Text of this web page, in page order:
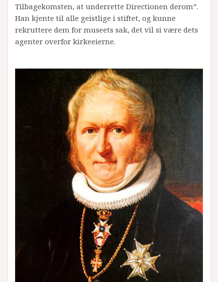
Tilbagekomsten, at underrette Directionen derom”.
Han kjente til alle geistlige i stiftet, og kunne
rekruttere dem for museets sak, det vil si være dets
agenter overfor kirkeeierne.